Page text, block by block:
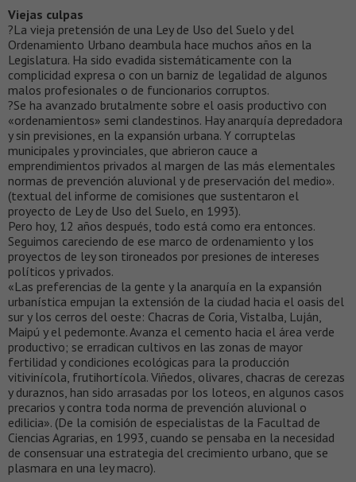
Viejas culpas
?La vieja pretensión de una Ley de Uso del Suelo y del
Ordenamiento Urbano deambula hace muchos años en la
Legislatura. Ha sido evadida sistemáticamente con la
complicidad expresa o con un barniz de legalidad de algunos
malos profesionales o de funcionarios corruptos.
?Se ha avanzado brutalmente sobre el oasis productivo con
«ordenamientos» semi clandestinos. Hay anarquía depredadora
y sin previsiones, en la expansión urbana. Y corruptelas
municipales y provinciales, que abrieron cauce a
emprendimientos privados al margen de las más elementales
normas de prevención aluvional y de preservación del medio».
(textual del informe de comisiones que sustentaron el
proyecto de Ley de Uso del Suelo, en 1993).
Pero hoy, 12 años después, todo está como era entonces.
Seguimos careciendo de ese marco de ordenamiento y los
proyectos de ley son tironeados por presiones de intereses
políticos y privados.
«Las preferencias de la gente y la anarquía en la expansión
urbanística empujan la extensión de la ciudad hacia el oasis del
sur y los cerros del oeste: Chacras de Coria, Vistalba, Luján,
Maipú y el pedemonte. Avanza el cemento hacia el área verde
productivo; se erradican cultivos en las zonas de mayor
fertilidad y condiciones ecológicas para la producción
vitivinícola, frutihortícola. Viñedos, olivares, chacras de cerezas
y duraznos, han sido arrasadas por los loteos, en algunos casos
precarios y contra toda norma de prevención aluvional o
edilicia». (De la comisión de especialistas de la Facultad de
Ciencias Agrarias, en 1993, cuando se pensaba en la necesidad
de consensuar una estrategia del crecimiento urbano, que se
plasmara en una ley macro).